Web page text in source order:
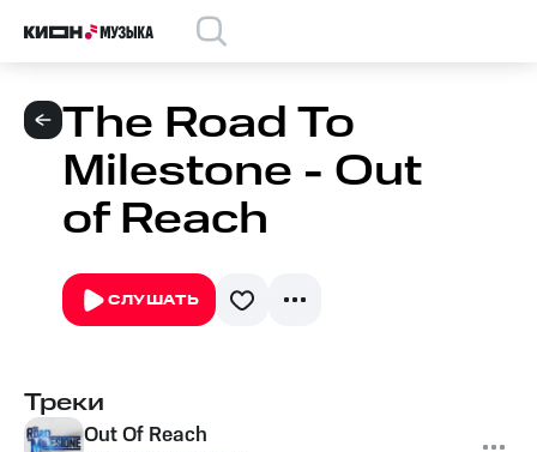
The Road To
Milestone - Out
of Reach
СЛУШАТЬ
Треки
Out Of Reach